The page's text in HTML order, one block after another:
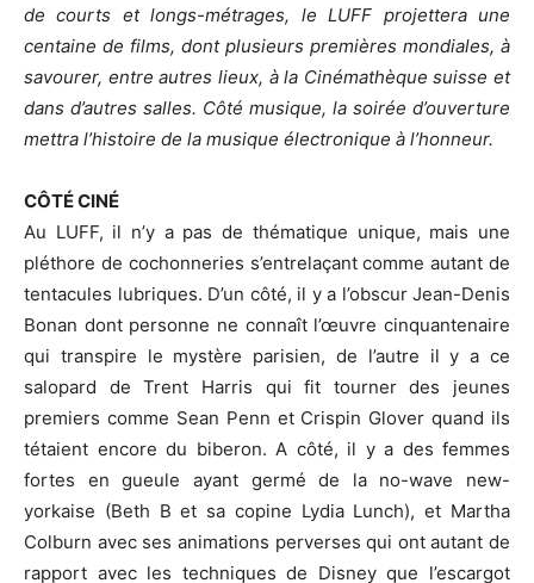
de courts et longs-métrages, le LUFF projettera une
centaine de films, dont plusieurs premières mondiales, à
savourer, entre autres lieux, à la Cinémathèque suisse et
dans d’autres salles. Côté musique, la soirée d’ouverture
mettra l’histoire de la musique électronique à l’honneur.
CÔTÉ CINÉ
Au LUFF, il n’y a pas de thématique unique, mais une
pléthore de cochonneries s’entrelaçant comme autant de
tentacules lubriques. D’un côté, il y a l’obscur Jean-Denis
Bonan dont personne ne connaît l’œuvre cinquantenaire
qui transpire le mystère parisien, de l’autre il y a ce
salopard de Trent Harris qui fit tourner des jeunes
premiers comme Sean Penn et Crispin Glover quand ils
tétaient encore du biberon. A côté, il y a des femmes
fortes en gueule ayant germé de la no-wave new-
yorkaise (Beth B et sa copine Lydia Lunch), et Martha
Colburn avec ses animations perverses qui ont autant de
rapport avec les techniques de Disney que l’escargot